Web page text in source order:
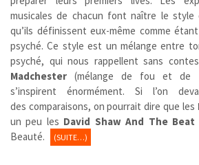
musicales de chacun font naître le style
qu’ils définissent eux-même comme
psyché. Ce style est un mélange entre
psyché, qui nous rappellent sans
Madchester (mélange de fou et de
s’inspirent énormément. Si l’on
des comparaisons, on pourrait dire que les
un peu les David Shaw And The Beat
Beauté.
(SUITE…)